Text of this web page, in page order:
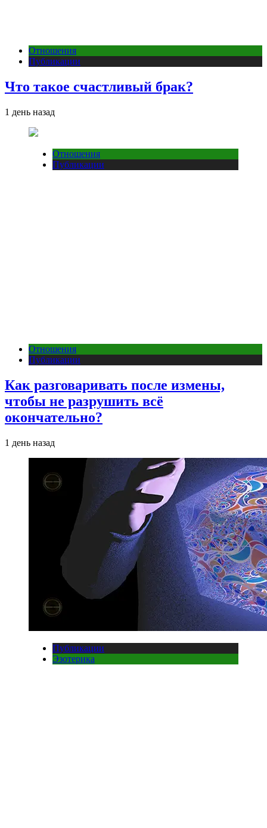
Отношения
Публикации
Что такое счастливый брак?
1 день назад
Отношения
Публикации
Отношения
Публикации
Как разговаривать после измены,
чтобы не разрушить всё
окончательно?
1 день назад
Публикации
Эзотерика